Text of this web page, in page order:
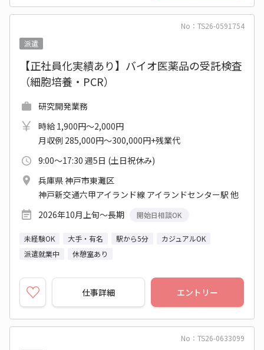
No：TS26-0591754
派遣
【正社員化実績あり】バイオ医薬品の受託検査
（細胞培養・PCR）
研究開発業務
時給 1,900円～2,000円
月収例 285,000円～300,000円+残業代
9:00～17:30 週5日 (土日祝休み)
兵庫県 神戸市東灘区
神戸新交通六甲アイランド線 アイランドセンター駅 他
2026年10月上旬～長期
開始日相談OK
未経験OK 大手・有名 駅から5分
カジュアルOK
派遣就業中
休憩室あり
仕事詳細 エントリー
No：TS26-0633099